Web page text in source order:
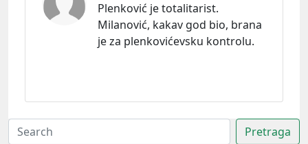
Plenković je totalitarist.
Milanović, kakav god bio, brana
je za plenkovićevsku kontrolu.